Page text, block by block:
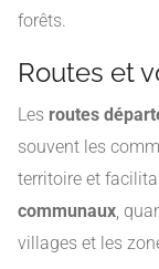
forêts.
Routes et
Les routes
souvent les
territoire et
communaux ,
villages et les